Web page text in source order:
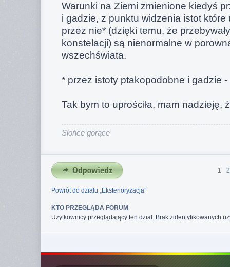
Warunki na Ziemi zmienione kiedyś
i gadzie, z punktu widzenia istot które
przez nie* (dzięki temu, że
konstelacji) są nienormalne w
wszechświata.
* przez istoty ptakopodobne i gadzie
Tak bym to uprościła, mam nadzieję,
Słońce gorące
1 2
Powrót do działu „Eksterioryzacja”
KTO PRZEGLĄDA FORUM
Użytkownicy przeglądający ten dział: Brak zidentyfikowanych